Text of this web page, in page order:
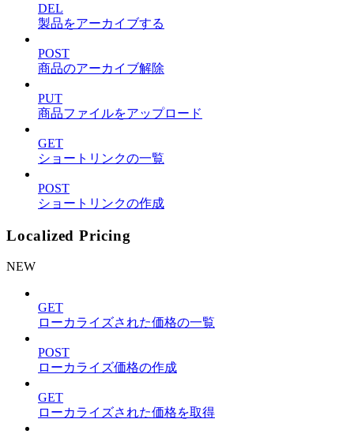
DEL
製品をアーカイブする
POST
商品のアーカイブ解除
PUT
商品ファイルをアップロード
GET
ショートリンクの一覧
POST
ショートリンクの作成
Localized Pricing
NEW
GET
ローカライズされた価格の一覧
POST
ローカライズ価格の作成
GET
ローカライズされた価格を取得